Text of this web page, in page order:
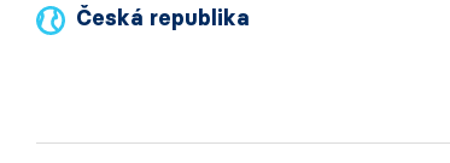
Česká republika